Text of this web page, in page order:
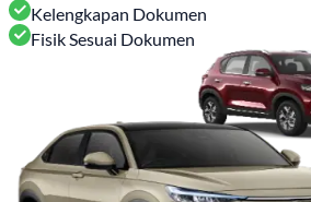
Kelengkapan Dokumen
Fisik Sesuai Dokumen